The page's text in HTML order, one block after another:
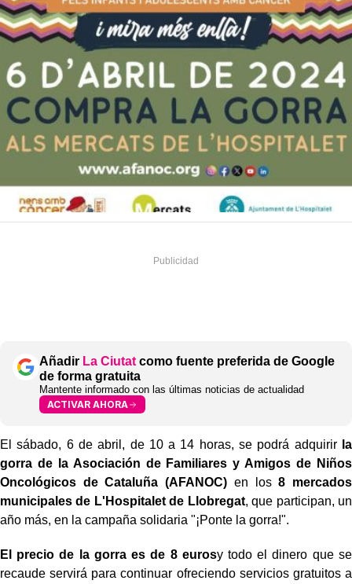
Añadir La Ciutatcomo fuente preferida de Google
de forma gratuita
Mantente informado con las últimas noticias de actualidad
ACTIVAR AHORA
El sábado, 6 de abril, de 10 a 14 horas, se podrá adquirir la
gorra de la Asociación de Familiares y Amigos de Niños
Oncológicos de Cataluña (AFANOC) en los8 mercados
municipales de L'Hospitalet de Llobregat, que participan, un
año más, en la campaña solidaria "¡Ponte la gorra!".
El precio de la gorra es de 8 eurosy todo el dinero que se
recaude servirá para continuar ofreciendo servicios gratuitos a